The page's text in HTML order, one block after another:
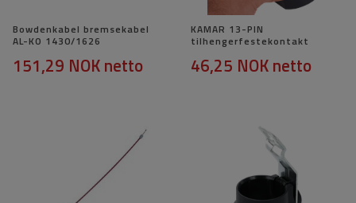
Bowdenkabel bremsekabel
AL-KO 1430/1626
151,29 NOKnetto
KAMAR 13-PIN
tilhengerfestekontakt
46,25 NOKnetto